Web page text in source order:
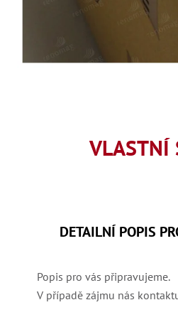
VLASTNÍ
DETAILNÍ POPIS
Popis pro vás připravujeme.
V případě zájmu nás